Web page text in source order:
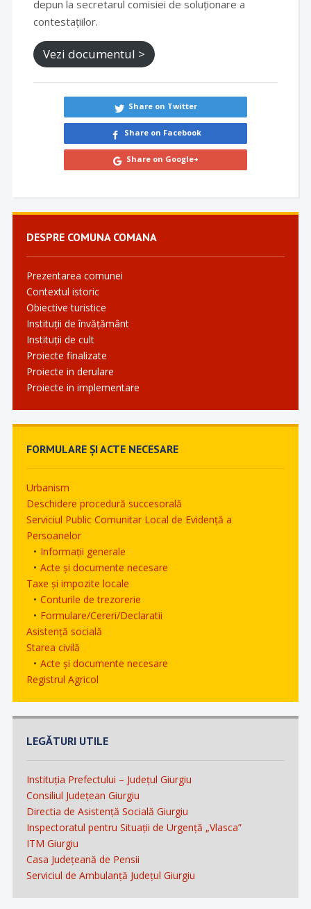
DESPRE COMUNA COMANA
Prezentarea comunei
Contextul istoric
Obiective turistice
Instituții de învățământ
Instituții de cult
Proiecte finalizate
Proiecte in derulare
Proiecte in implementare
FORMULARE ȘI ACTE NECESARE
Urbanism
Deschidere procedură succesorală
Serviciul Public Comunitar Local de Evidență a
Persoanelor
Informații generale
Acte și documente necesare
Taxe și impozite locale
Conturile de trezorerie
Formulare/Cereri/Declaratii
Asistență socială
Starea civilă
Acte și documente necesare
Registrul Agricol
LEGĂTURI UTILE
Instituția Prefectului – Județul Giurgiu
Consiliul Județean Giurgiu
Directia de Asistență Socială Giurgiu
Inspectoratul pentru Situații de Urgență „Vlasca”
ITM Giurgiu
Casa Județeană de Pensii
Serviciul de Ambulanță Județul Giurgiu
depun la secretarul comisiei de soluționare a
contestațiilor.
Vezi documentul >
Share on Twitter
Share on Facebook
Share on Google+